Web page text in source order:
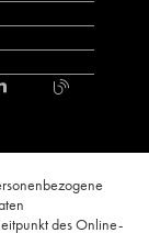
des Online-